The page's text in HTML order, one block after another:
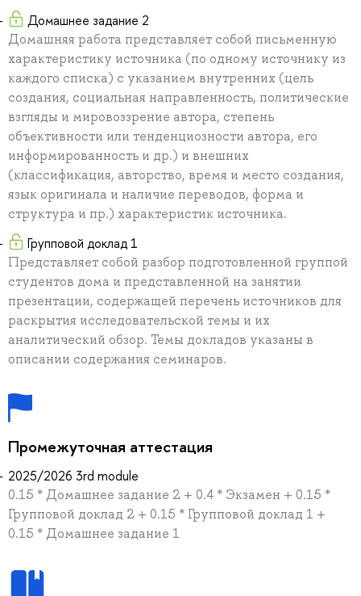
Домашнее задание 2
Домашняя работа представляет собой письменную
характеристику источника (по одному источнику из
каждого списка) с указанием внутренних (цель
создания, социальная направленность, политические
взгляды и мировоззрение автора, степень
объективности или тенденциозности автора, его
информированность и др.) и внешних
(классификация, авторство, время и место создания,
язык оригинала и наличие переводов, форма и
структура и пр.) характеристик источника.
Групповой доклад 1
Представляет собой разбор подготовленной группой
студентов дома и представленной на занятии
презентации, содержащей перечень источников для
раскрытия исследовательской темы и их
аналитический обзор. Темы докладов указаны в
описании содержания семинаров.
Промежуточная аттестация
2025/2026 3rd module
0.15 * Домашнее задание 2 + 0.4 * Экзамен + 0.15 *
Групповой доклад 2 + 0.15 * Групповой доклад 1 +
0.15 * Домашнее задание 1